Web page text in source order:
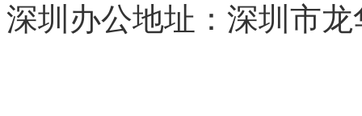
深圳办公地址：深圳市